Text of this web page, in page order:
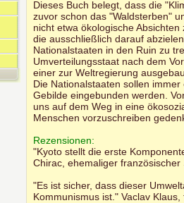
Dieses Buch belegt, dass die
zuvor schon das "Waldsterben"
nicht etwa ökologische
die ausschließlich darauf
Nationalstaaten in den Ruin zu
Umverteilungsstaat nach dem
einer zur Weltregierung
Die Nationalstaaten sollen
Gebilde eingebunden werden.
uns auf dem Weg in eine
Menschen vorzuschreiben
Rezensionen:
"Kyoto stellt die erste
Chirac, ehemaliger französischer
"Es ist sicher, dass dieser
Kommunismus ist." Vaclav